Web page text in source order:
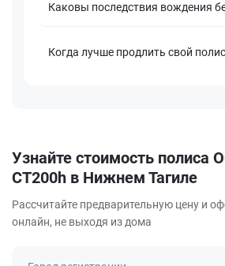
Каковы последствия вождения
Когда лучше продлить свой
Узнайте стоимость полиса
CT200h в Нижнем Тагиле
Рассчитайте предварительную цену и
онлайн, не выходя из дома